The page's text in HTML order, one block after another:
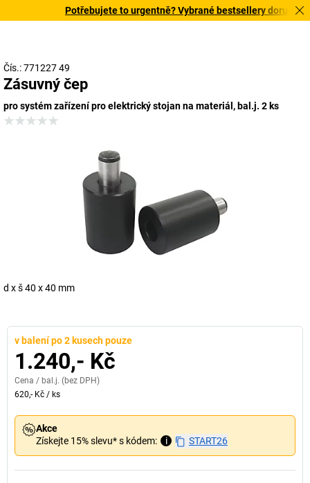
Potřebujete to urgentně? Vybrané bestsellery doručíme
Čís.: 771227 49
Zásuvný čep
pro systém zařízení pro elektrický stojan na materiál, bal.j. 2 ks
d x š 40 x 40 mm
v balení po 2 kusech pouze
1.240,- Kč
Cena / bal.j. (bez DPH)
620,- Kč / ks
Akce
Získejte 15% slevu* s kódem:
i START26